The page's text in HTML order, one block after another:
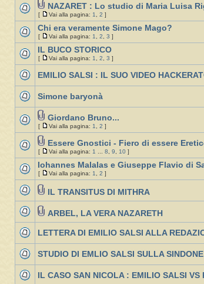
NAZARET : Lo studio di Maria Luisa
[ Vai alla pagina: 1, 2 ]
Chi era veramente Simone Mago?
[ Vai alla pagina: 1, 2, 3 ]
IL BUCO STORICO
[ Vai alla pagina: 1, 2, 3 ]
EMILIO SALSI : IL SUO VIDEO
Simone baryonà
Giordano Bruno...
[ Vai alla pagina: 1, 2 ]
Essere Gnostici - Fiero di essere
[ Vai alla pagina: 1 ... 8, 9, 10 ]
Iohannes Malalas e Giuseppe Flavio di
[ Vai alla pagina: 1, 2 ]
IL TRANSITUS DI MITHRA
ARBEL, LA VERA NAZARETH
LETTERA DI EMILIO SALSI ALLA
STUDIO DI EMLIO SALSI SULLA SINDONE
IL CASO SAN NICOLA : EMILIO SALSI